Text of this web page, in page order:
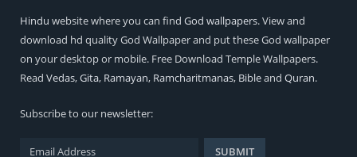
Hindu website where you can find God wallpapers. View and
download hd quality God Wallpaper and put these God wallpaper
on your desktop or mobile. Free Download Temple Wallpapers.
Read Vedas,Gita, Ramayan, Ramcharitmanas, Bibleand Quran.
Subscribe to our newsletter: